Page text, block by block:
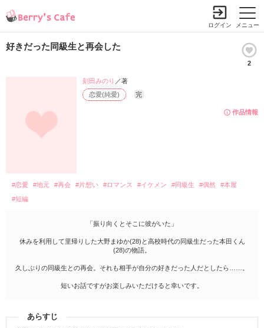
メニュー
ログイン
好きだった同級生と再会した
2
作品情報
恋愛(純愛) 完
刻田みのり ／著
#恋愛 #地元 #再会 #片想い #ロマンス #イケメン #同級生 #偶然
#本屋
#短編
「振り向くとそこに彼がいた」
休みを利用して里帰りした大野まゆか(28)と高校時代の同級生だった本田くん
(28)の物語。
久しぶりの同級生との再会。それも相手が自分の好きだった人だとしたら……。
短いお話ですがお楽しみいただけると幸いです。
あらすじ